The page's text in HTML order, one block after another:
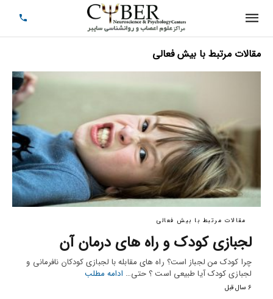
مقالات مرتبط با بیش فعالی
مقالات مرتبط با بیش فعالی
لجبازی کودک و راه های درمان آن
چرا کودک من لجباز است؟ راه های مقابله با لجبازی کودکان نافرمانی و
لجبازی کودک آیا طبیعی است ؟ حتی… ادامه مطلب
6 سال قبل